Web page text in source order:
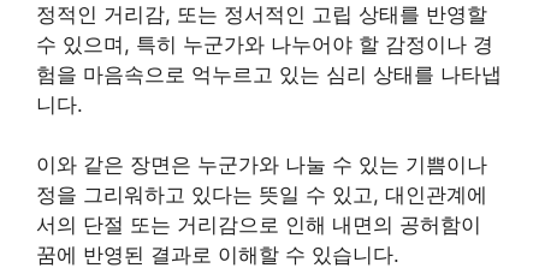
정적인 거리감, 또는 정서적인 고립 상태를 반영할
수 있으며, 특히 누군가와 나누어야 할 감정이나 경
험을 마음속으로 억누르고 있는 심리 상태를 나타냅
니다.
이와 같은 장면은 누군가와 나눌 수 있는 기쁨이나
정을 그리워하고 있다는 뜻일 수 있고, 대인관계에
서의 단절 또는 거리감으로 인해 내면의 공허함이
꿈에 반영된 결과로 이해할 수 있습니다.